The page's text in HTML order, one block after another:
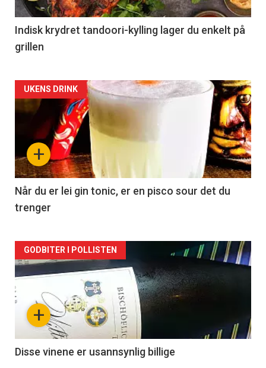
Indisk krydret tandoori-kylling lager du enkelt på
grillen
Forsiden
akkurat
nå
-
2
+
UKENS DRINK
Når du er lei gin tonic, er en pisco sour det du
trenger
Forsiden
akkurat
nå
3
+
GODBITER I POLLISTEN
Disse vinene er usannsynlig billige